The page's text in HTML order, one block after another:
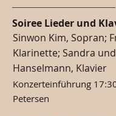
Soiree Lieder und
Sinwon Kim, Sopran;
Klarinette; Sandra
Hanselmann, Klavier
Konzerteinführung
Petersen